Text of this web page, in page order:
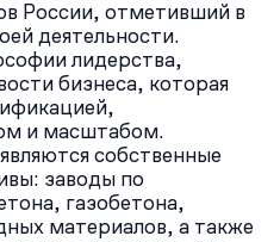
России, отметивший в
деятельности.
лидерства,
бизнеса, которая
и масштабом.
собственные
заводы по
газобетона,
материалов, а также